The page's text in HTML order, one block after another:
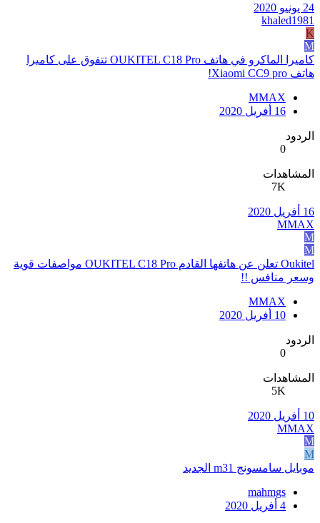
24 يونيو 2020
khaled1981
K
M
كاميرا الماكرو في هاتف OUKITEL C18 Pro تتفوق على كاميرا
هاتف Xiaomi CC9 pro!
MMAX
16 أفريل 2020
الردود
0
المشاهدات
7K
16 أفريل 2020
MMAX
M
M
Oukitel تعلن عن هاتفها القادم OUKITEL C18 Pro مواصفات قوية
وسعر منافس !!
MMAX
10 أفريل 2020
الردود
0
المشاهدات
5K
10 أفريل 2020
MMAX
M
M
موبايل سامسونج m31 الجديد
mahmgs
4 أفريل 2020